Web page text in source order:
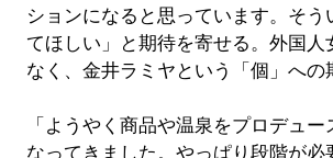
ションになると思っています。そう
てほしい」と期待を寄せる。外国人
なく、金井ラミヤという「個」への
「ようやく商品や温泉をプロデュ
なってきました。やっぱり段階が必